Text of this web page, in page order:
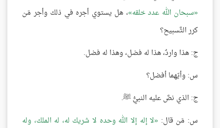
سبحان الله عدد خلقه ، هل يستوي أجره في ذلك وأجر مَن
كرر التَّسبيح؟
ج: هذا واردٌ، هذا له فضل، وهذا له فضل.
س: وأيّهما أفضل؟
ج: الذي نصَّ عليه النبيُّ ﷺ.
س: مَن قال: لا إله إلا الله وحده لا شريك له، له الملك، وله